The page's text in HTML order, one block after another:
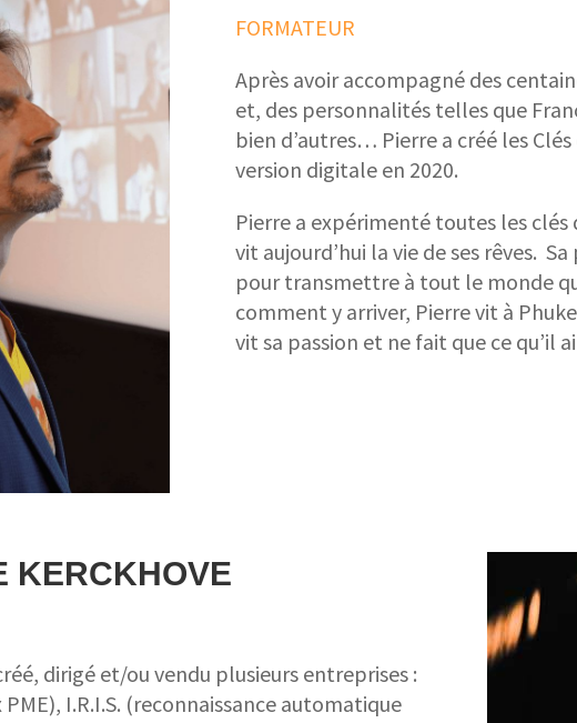
FORMATEUR
Après avoir accompagné des
et, des personnalités telles que
bien d’autres… Pierre a créé les
version digitale en 2020.
Pierre a expérimenté toutes les clés
vit aujourd’hui la vie de ses rêves.
pour transmettre à tout le monde
comment y arriver, Pierre vit à
vit sa passion et ne fait que ce qu’il
KERCKHOVE
dirigé et/ou vendu plusieurs entreprises :
I.R.I.S. (reconnaissance automatique